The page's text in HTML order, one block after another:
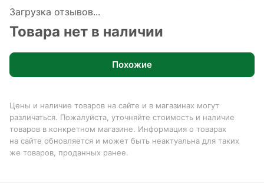
Загрузка отзывов...
Товара нет в наличии
Похожие
Цены и наличие товаров на сайте и в магазинах могут
различаться. Пожалуйста, уточняйте стоимость и наличие
товаров в конкретном магазине. Информация о товарах
на сайте обновляется и может быть неактуальна для таких
же товаров, проданных ранее.